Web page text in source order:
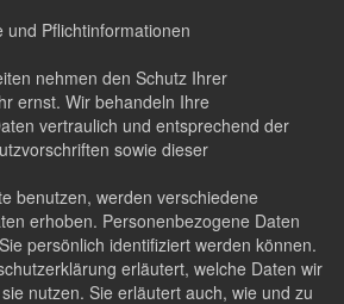
und Pflichtinformationen
nehmen den Schutz Ihrer
ernst. Wir behandeln Ihre
vertraulich und entsprechend der
sowie dieser
benutzen, werden verschiedene
erhoben. Personenbezogene Daten
persönlich identifiziert werden können.
erläutert, welche Daten wir
nutzen. Sie erläutert auch, wie und zu